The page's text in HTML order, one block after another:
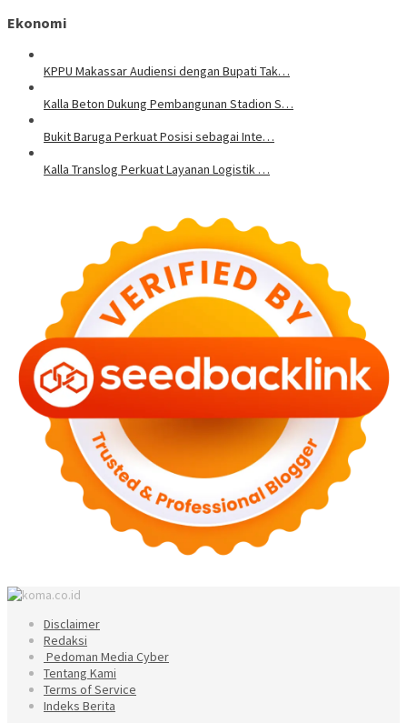
Ekonomi
KPPU Makassar Audiensi dengan Bupati Tak…
Kalla Beton Dukung Pembangunan Stadion S…
Bukit Baruga Perkuat Posisi sebagai Inte…
Kalla Translog Perkuat Layanan Logistik …
Disclaimer
Redaksi
Pedoman Media Cyber
Tentang Kami
Terms of Service
Indeks Berita